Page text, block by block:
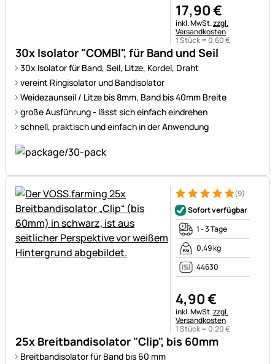
30x Isolator "COMBI", für Band und Seil
30x Isolator für Band, Seil, Litze, Kordel, Draht
vereint Ringisolator und Bandisolator
Weidezaunseil / Litze bis 8mm, Band bis 40mm Breite
große Ausführung - lässt sich einfach eindrehen
schnell, praktisch und einfach in der Anwendung
17,90€
Steuerhinweis:
inkl. MwSt.zzgl.
Versandkosten
1 Stück = 0,60€
25x Breitbandisolator "Clip", bis 60mm
Breitbandisolator für Band bis 60 mm
Bewertung: 5 von 5 (9
9 Bewertungen
(9)
Sofort verfügbar
1 - 3 Tage
0,49 kg
44630
4,90€
Steuerhinweis:
inkl. MwSt.zzgl.
Versandkosten
1 Stück = 0,20€